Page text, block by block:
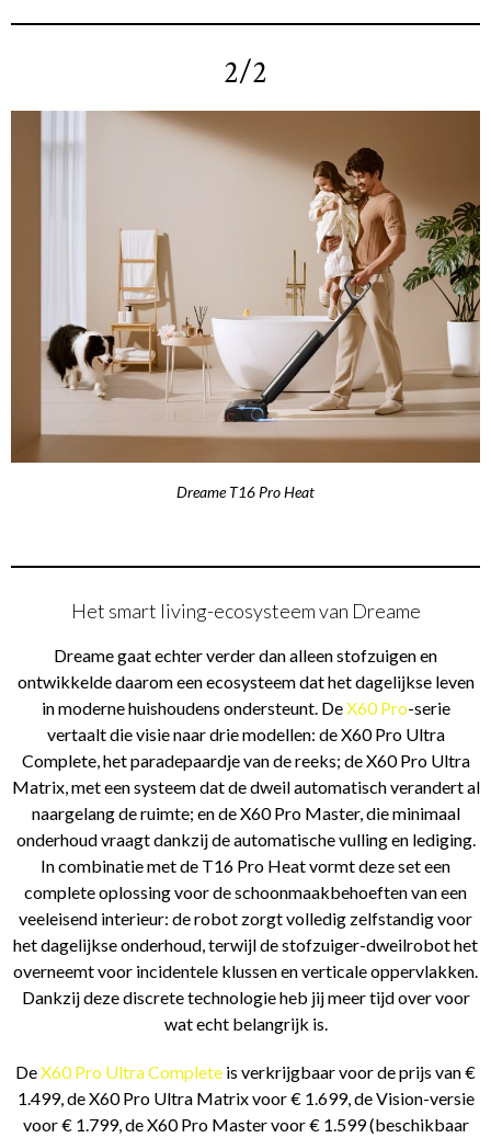
2/2
Dreame T16 Pro Heat
Het smart living-ecosysteem van Dreame
Dreame gaat echter verder dan alleen stofzuigen en
ontwikkelde daarom een ecosysteem dat het dagelijkse leven
in moderne huishoudens ondersteunt. DeX60 Pro-serie
vertaalt die visie naar drie modellen: de X60 Pro Ultra
Complete, het paradepaardje van de reeks; de X60 Pro Ultra
Matrix, met een systeem dat de dweil automatisch verandert al
naargelang de ruimte; en de X60 Pro Master, die minimaal
onderhoud vraagt dankzij de automatische vulling en lediging.
In combinatie met de T16 Pro Heat vormt deze set een
complete oplossing voor de schoonmaakbehoeften van een
veeleisend interieur: de robot zorgt volledig zelfstandig voor
het dagelijkse onderhoud, terwijl de stofzuiger-dweilrobot het
overneemt voor incidentele klussen en verticale oppervlakken.
Dankzij deze discrete technologie heb jij meer tijd over voor
wat echt belangrijk is.
DeX60 Pro Ultra Complete is verkrijgbaar voor de prijs van €
1.499, de X60 Pro Ultra Matrix voor € 1.699, de Vision-versie
voor € 1.799, de X60 Pro Master voor € 1.599 (beschikbaar